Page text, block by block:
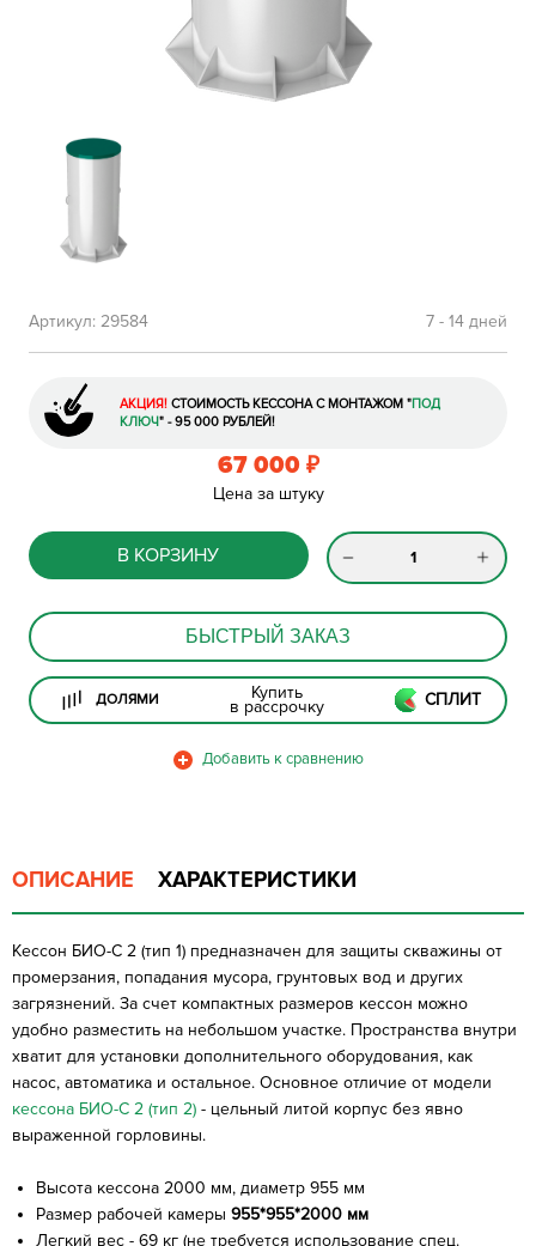
7 - 14 дней
Артикул: 29584
АКЦИЯ! СТОИМОСТЬ КЕССОНА С МОНТАЖОМ "ПОД
КЛЮЧ" - 95 000 РУБЛЕЙ!
67 000 ₽
Цена за штуку
В КОРЗИНУ
БЫСТРЫЙ ЗАКАЗ
ДОЛЯМИ Купить
в рассрочку СПЛИТ
ОПИСАНИЕ ХАРАКТЕРИСТИКИ
Кессон БИО-С 2 (тип 1) предназначен для защиты скважины от
промерзания, попадания мусора, грунтовых вод и других
загрязнений. За счет компактных размеров кессон можно
удобно разместить на небольшом участке. Пространства внутри
хватит для установки дополнительного оборудования, как
насос, автоматика и остальное. Основное отличие от модели
кессона БИО-С 2 (тип 2) - цельный литой корпус без явно
выраженной горловины.
Высота кессона 2000 мм, диаметр 955 мм
Размер рабочей камеры 955*955*2000 мм
Легкий вес - 69 кг (не требуется использование спец.